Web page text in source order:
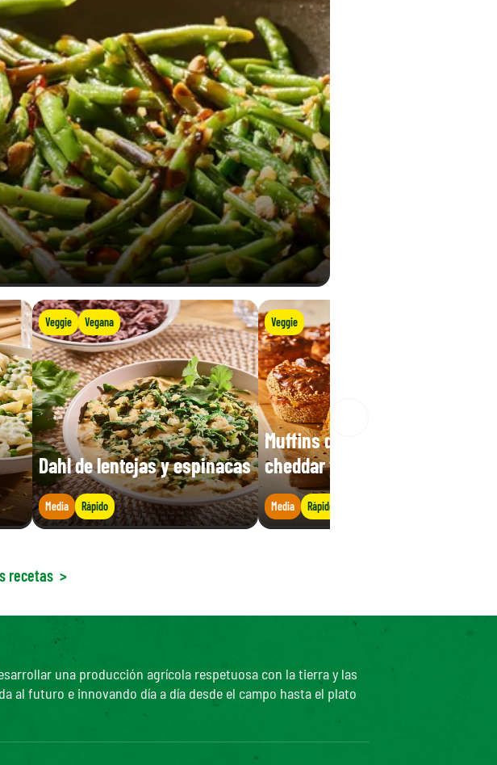
Veggie Vegana
Dahl de lentejas y espinacas
Media Rápido
Veggie
Muffins de maíz con queso
cheddar y tomate
Media Rápido
recetas >
una producción agrícola respetuosa con la tierra y las
al futuro e innovando día a día desde el campo hasta el plato